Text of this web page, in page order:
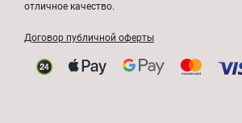
отличное качество.
Договор публичной оферты